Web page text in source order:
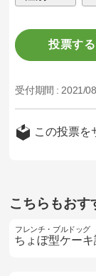
投票する
受付期間 : 2021/
この投票を
こちらもおす
フレンチ・ブルドッグ
ちょぼ型ケーキ